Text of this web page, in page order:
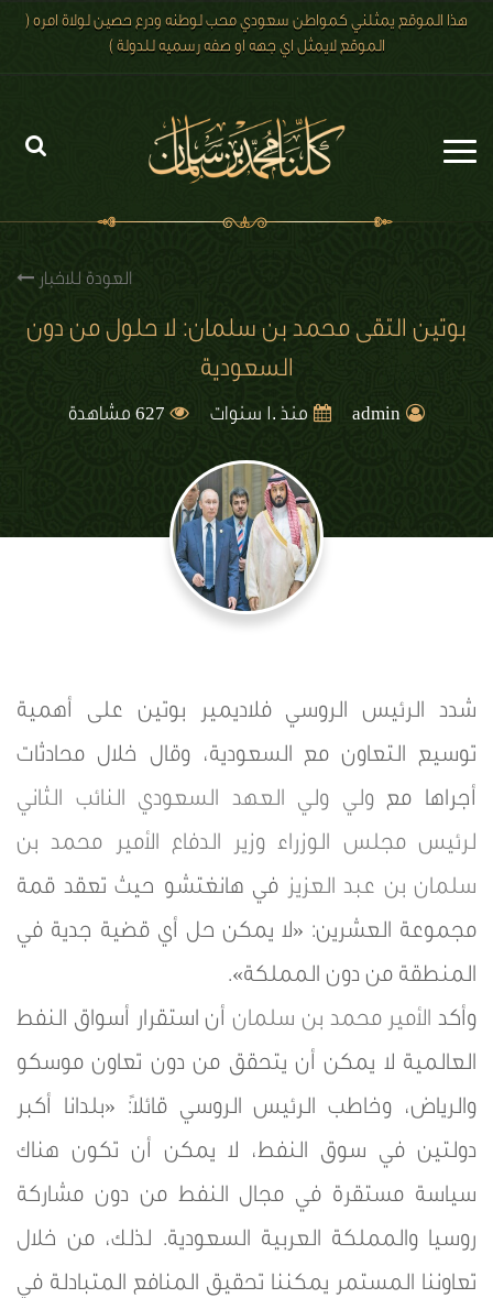
هذا الموقع يمثلني كمواطن سعودي محب لوطنه ودرع حصين لولاة امره (
الموقع لايمثل اي جهه او صفه رسميه للدولة )
رؤية 2030
العودة للاخبار
بوتين التقى محمد بن سلمان: لا حلول من دون
السعودية
admin منذ 10 سنوات 627 مشاهدة
شدد الرئيس الروسي فلاديمير بوتين على أهمية
توسيع التعاون مع السعودية، وقال خلال محادثات
أجراها معولي ولي العهد السعودي
النائب الثاني
لرئيس مجلس الوزراء وزير الدفاع الأمير محمد بن
سلمان بن عبد العزيز في هانغتشو حيث تعقد قمة
مجموعة العشرين: «لا يمكن حل أي قضية جدية في
المنطقة من دون المملكة».
وأكد الأمير محمد بن سلمان أن استقرار أسواق النفط
العالمية لا يمكن أن يتحقق من دون تعاون موسكو
والرياض، وخاطب الرئيس الروسي قائلاً: «بلدانا أكبر
دولتين في سوق النفط، لا يمكن أن تكون هناك
سياسة مستقرة في مجال النفط من دون مشاركة
روسيا والمملكة العربية السعودية. لذلك، من خلال
تعاوننا المستمر يمكننا تحقيق المنافع المتبادلة في